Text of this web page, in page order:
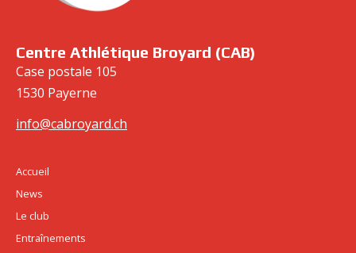
Centre Athlétique Broyard (CAB)
Case postale 105
1530 Payerne
info@cabroyard.ch
Accueil
News
Le club
Entraînements